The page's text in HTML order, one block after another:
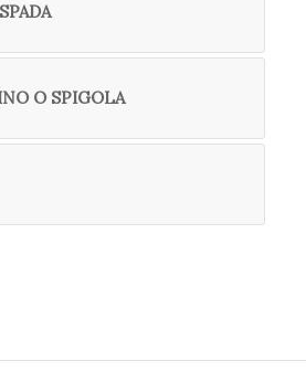
O SPIGOLA